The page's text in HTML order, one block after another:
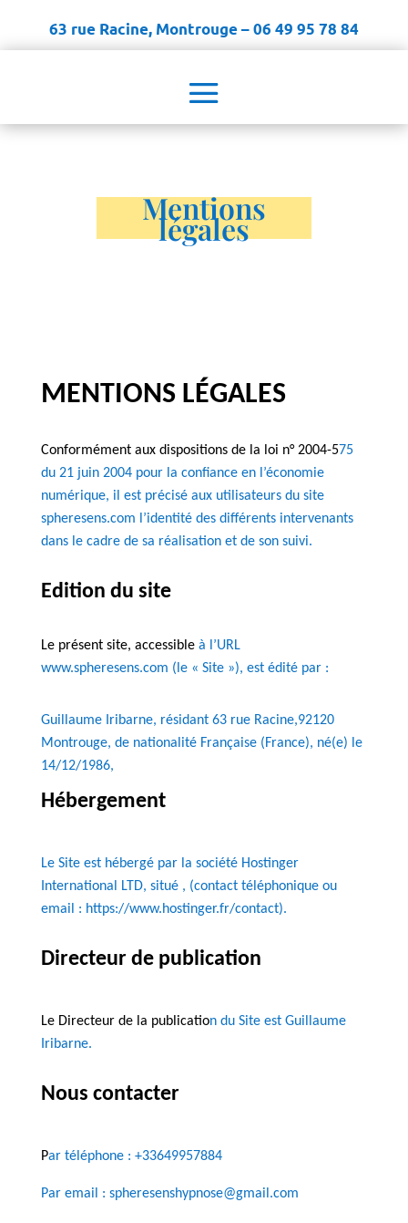
63 rue Racine, Montrouge – 06 49 95 78 84
Mentions
légales
MENTIONS LÉGALES
Conformément aux dispositions de la loi n° 2004-575
du 21 juin 2004 pour la confiance en l’économie
numérique, il est précisé aux utilisateurs du site
spheresens.com l’identité des différents intervenants
dans le cadre de sa réalisation et de son suivi.
Edition du site
Le présent site, accessible à l’URL
www.spheresens.com (le « Site »), est édité par :
Guillaume Iribarne, résidant 63 rue Racine,92120
Montrouge, de nationalité Française (France), né(e) le
14/12/1986,
Hébergement
Le Site est hébergé par la société Hostinger
International LTD, situé , (contact téléphonique ou
email : https://www.hostinger.fr/contact).
Directeur de publication
Le Directeur de la publication du Site est Guillaume
Iribarne.
Nous contacter
Par téléphone : +33649957884
Par email : spheresenshypnose@gmail.com